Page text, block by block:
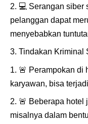
💻 Serangan siber
pelanggan dapat
menyebabkan
Tindakan Kriminal
🚨 Perampokan di
karyawan, bisa
🚨 Beberapa hotel
misalnya dalam